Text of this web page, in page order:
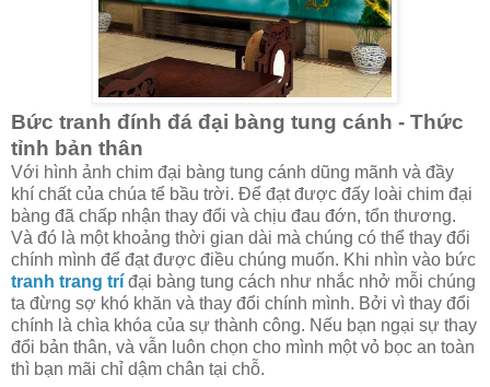
Bức tranh đính đá đại bàng tung cánh - Thức
tỉnh bản thân
Với hình ảnh chim đại bàng tung cánh dũng mãnh và đầy
khí chất của chúa tể bầu trời. Để đạt được đấy loài chim đại
bàng đã chấp nhận thay đổi và chịu đau đớn, tổn thương.
Và đó là một khoảng thời gian dài mà chúng có thể thay đổi
chính mình để đạt được điều chúng muốn. Khi nhìn vào bức
tranh trang trí đại bàng tung cách như nhắc nhở mỗi chúng
ta đừng sợ khó khăn và thay đổi chính mình. Bởi vì thay đổi
chính là chìa khóa của sự thành công. Nếu bạn ngại sự thay
đổi bản thân, và vẫn luôn chọn cho mình một vỏ bọc an toàn
thì bạn mãi chỉ dậm chân tại chỗ.